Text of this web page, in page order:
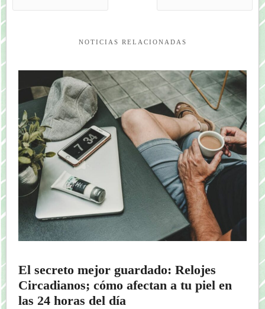
NOTICIAS RELACIONADAS
El secreto mejor guardado: Relojes
Circadianos; cómo afectan a tu piel en
las 24 horas del día